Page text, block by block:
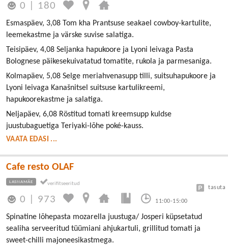
0 180
Esmaspäev, 3,08 Tom kha Prantsuse seakael cowboy-kartulite,
leemekastme ja värske suvise salatiga.
Teisipäev, 4,08 Seljanka hapukoore ja Lyoni leivaga Pasta
Bolognese päikesekuivatatud tomatite, rukola ja parmesaniga.
Kolmapäev, 5,08 Selge meriahvenasupp tilli, suitsuhapukoore ja
Lyoni leivaga Kanašnitsel suitsuse kartulikreemi,
hapukoorekastme ja salatiga.
Neljapäev, 6,08 Röstitud tomati kreemsupp kuldse
juustubaguetiga Teriyaki-lõhe poké-kauss.
VAATA EDASI ...
Cafe resto OLAF
LASNAMÄE
0 973 11:00-15:00
tasuta
Spinatine lõhepasta mozarella juustuga/ Josperi küpsetatud
sealiha serveeritud tüümiani ahjukartuli, grillitud tomati ja
sweet-chilli majoneesikastmega.